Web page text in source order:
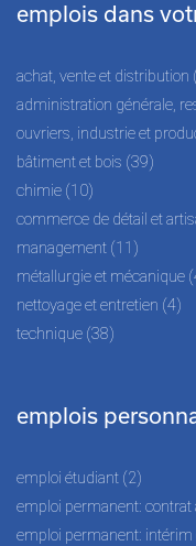
emplois dans
achat, vente et distribution
administration générale,
ouvriers, industrie et
bâtiment et bois (39)
chimie (10)
commerce de détail et
management (11)
métallurgie et mécanique
nettoyage et entretien (4)
technique (38)
emplois
emploi étudiant (2)
emploi permanent:
emploi permanent: